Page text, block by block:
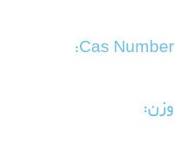
Cas Number:
وزن: